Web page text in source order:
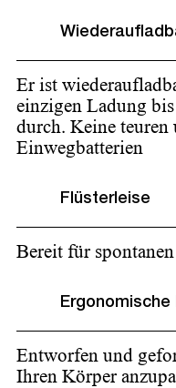
Er ist
einzigen Ladung
durch. Keine teuren
Einwegbatterien
Flüsterleise
Bereit für
Ergonomische
Entworfen und
Ihren Körper